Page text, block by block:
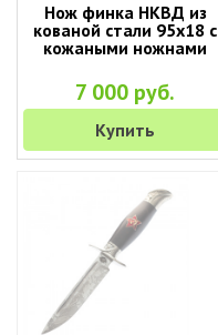
Нож финка НКВД из
кованой стали 95х18 с
кожаными ножнами
7 000 руб.
Купить